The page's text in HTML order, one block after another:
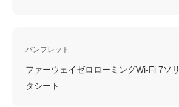
パンフレット
ファーウェイゼロローミングWi-Fi 7ソ
タシート